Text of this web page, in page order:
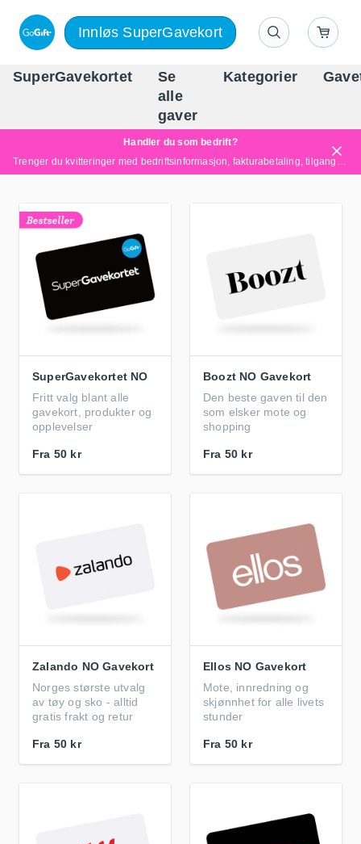
Innløs SuperGavekort
SuperGavekortet
Se
alle
gaver
Kategorier
Handler du som bedrift?
Trenger du kvitteringer med bedriftsinformasjon, fakturabetaling, tilgang for flere brukere eller skreddersydde løsninger?
SuperGavekortet NO
Fritt valg blant alle
gavekort, produkter og
opplevelser
Fra 50 kr
Boozt NO Gavekort
Den beste gaven til den
som elsker mote og
shopping
Fra 50 kr
Zalando NO Gavekort
Norges største utvalg
av tøy og sko - alltid
gratis frakt og retur
Fra 50 kr
Ellos NO Gavekort
Mote, innredning og
skjønnhet for alle livets
stunder
Fra 50 kr